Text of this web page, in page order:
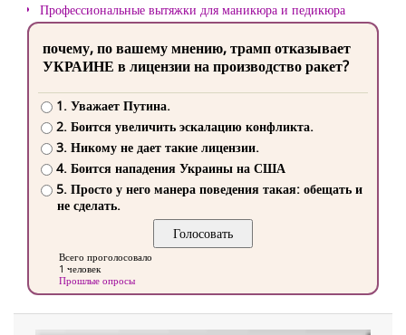
Профессиональные вытяжки для маникюра и педикюра
почему, по вашему мнению, трамп отказывает
УКРАИНЕ в лицензии на производство ракет?
1. Уважает Путина.
2. Боится увеличить эскалацию конфликта.
3. Никому не дает такие лицензии.
4. Боится нападения Украины на США
5. Просто у него манера поведения такая: обещать и
не сделать.
Всего проголосовало
1 человек
Прошлые опросы